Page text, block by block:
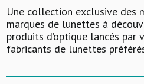
Une collection exclusive des
marques de lunettes à
produits d’optique lancés par
fabricants de lunettes